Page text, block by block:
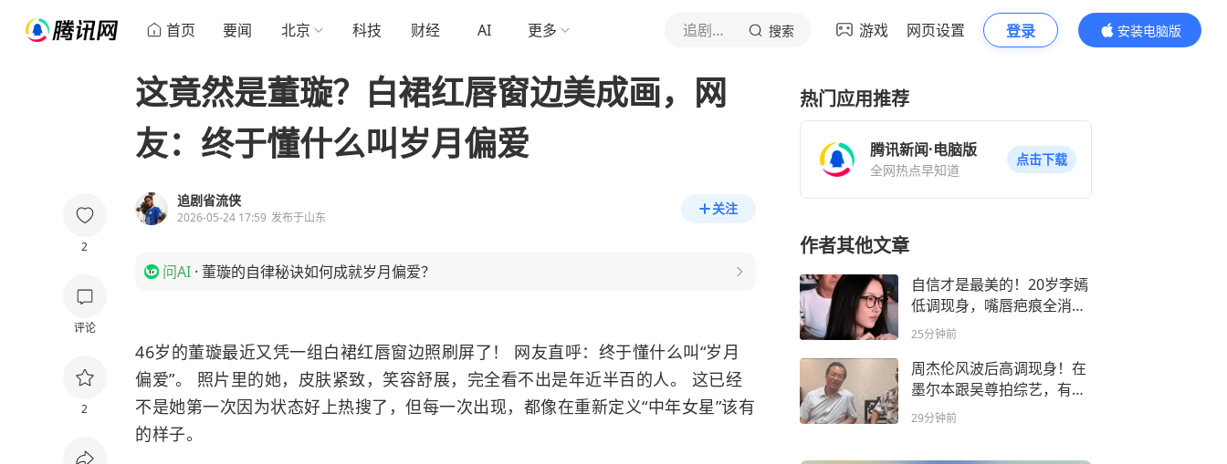
首页 要闻 北京 科技 财经 AI 更多 追剧省流侠 搜索 游戏 网页设置 登录
安装电脑版
内容更精彩
2
评论
2
这竟然是董璇？白裙红唇窗边美成画，网
友：终于懂什么叫岁月偏爱
追剧省流侠
2026-05-24 17:59 发布于山东
关注
问AI · 董璇的自律秘诀如何成就岁月偏爱？
46岁的董璇最近又凭一组白裙红唇窗边照刷屏了！ 网友直呼：终于懂什么叫“岁月
偏爱”。 照片里的她，皮肤紧致，笑容舒展，完全看不出是年近半百的人。 这已经
不是她第一次因为状态好上热搜了，但每一次出现，都像在重新定义“中年女星”该有
的样子。
热门应用推荐
腾讯新闻·电脑版
全网热点早知道
点击下载
作者其他文章
自信才是最美的！20岁李嫣
低调现身，嘴唇疤痕全消，
气场特像王菲
25分钟前
周杰伦风波后高调现身！在
墨尔本跟吴尊拍综艺，有说
有笑假发抢镜
29分钟前